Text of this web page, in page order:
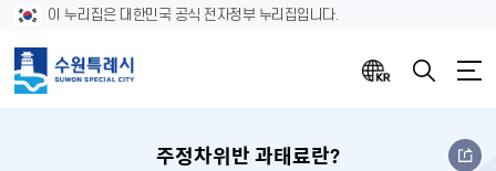
이 누리집은 대한민국 공식 전자정부 누리집입니다.
주정차위반 과태료란?